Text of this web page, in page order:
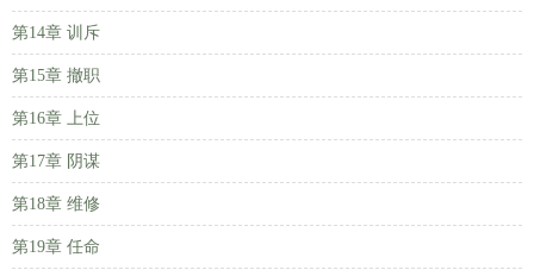
第14章 训斥
第15章 撤职
第16章 上位
第17章 阴谋
第18章 维修
第19章 任命